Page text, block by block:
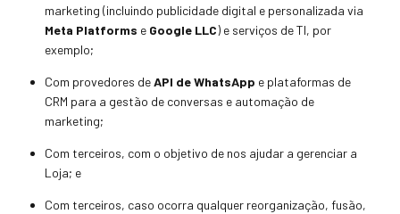
marketing (incluindo publicidade digital e personalizada via
Meta Platforms e Google LLC) e serviços de TI, por
exemplo;
Com provedores deAPI de WhatsApp e plataformas de
CRM para a gestão de conversas e automação de
marketing;
Com terceiros, com o objetivo de nos ajudar a gerenciar a
Loja; e
Com terceiros, caso ocorra qualquer reorganização, fusão,